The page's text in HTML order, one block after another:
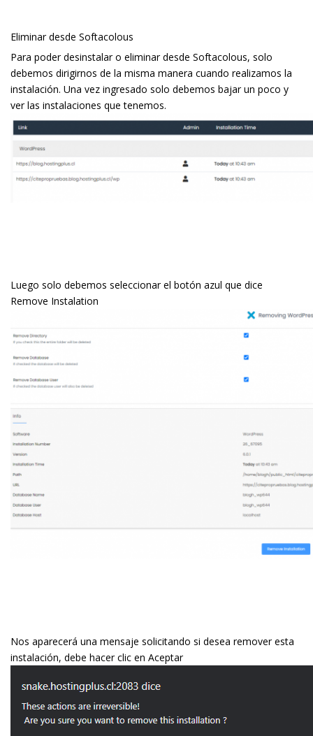
Eliminar desde Softacolous
Para poder desinstalar o eliminar desde Softacolous, solo
debemos dirigirnos de la misma manera cuando realizamos la
instalación. Una vez ingresado solo debemos bajar un poco y
ver las instalaciones que tenemos.
Luego solo debemos seleccionar el botón azul que dice
Remove Instalation
Nos aparecerá una mensaje solicitando si desea remover esta
instalación, debe hacer clic en Aceptar